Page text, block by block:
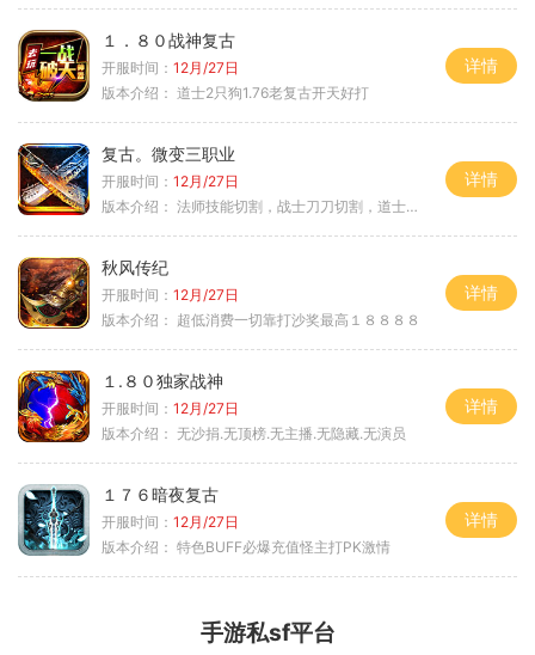
１．８０战神复古
开服时间： 12月/27日
版本介绍： 道士2只狗1.76老复古开天好打
详情
复古。微变三职业
开服时间： 12月/27日
版本介绍： 法师技能切割，战士刀刀切割，道士宠物秒怪
详情
秋风传纪
开服时间： 12月/27日
版本介绍： 超低消费一切靠打沙奖最高１８８８８
详情
１.８０独家战神
开服时间： 12月/27日
版本介绍： 无沙捐.无顶榜.无主播.无隐藏.无演员
详情
１７６暗夜复古
开服时间： 12月/27日
版本介绍： 特色BUFF必爆充值怪主打PK激情
详情
手游私sf平台